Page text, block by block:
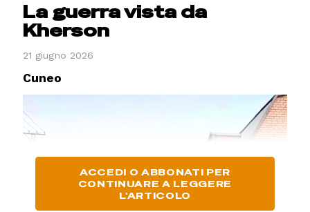
La guerra vista da
Kherson
21 giugno 2026
Cuneo
ACCEDI O ABBONATI PER
CONTINUARE A LEGGERE
L'ARTICOLO